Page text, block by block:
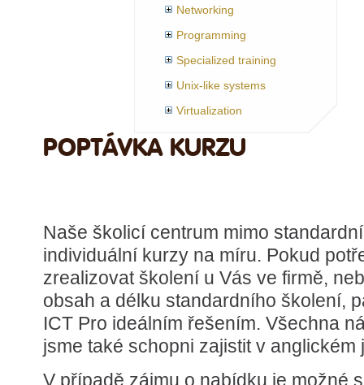
Networking
Programming
Specialized training
Unix-like systems
Virtualization
POPTÁVKA KURZU
Naše školicí centrum mimo
individuální kurzy na míru. Pokud
zrealizovat školení u Vás ve firmě,
obsah a délku standardního školení,
ICT Pro ideálním řešením. Všechna
jsme také schopni zajistit v anglickém
V případě zájmu o nabídku je možné